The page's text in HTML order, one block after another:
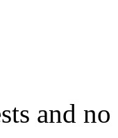
and